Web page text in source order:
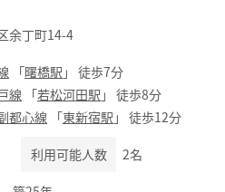
余丁町14-4
「曙橋駅 」 徒歩7分
線 「若松河田駅 」 徒歩8分
都心線 「東新宿駅 」 徒歩12分
利用可能人数 2名